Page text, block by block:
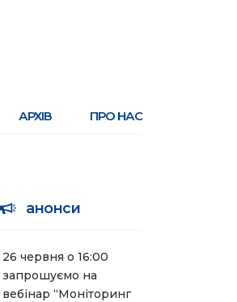
АРХІВ ПРО НАС
анонси
26 червня о 16:00
запрошуємо на
вебінар “Моніторинг